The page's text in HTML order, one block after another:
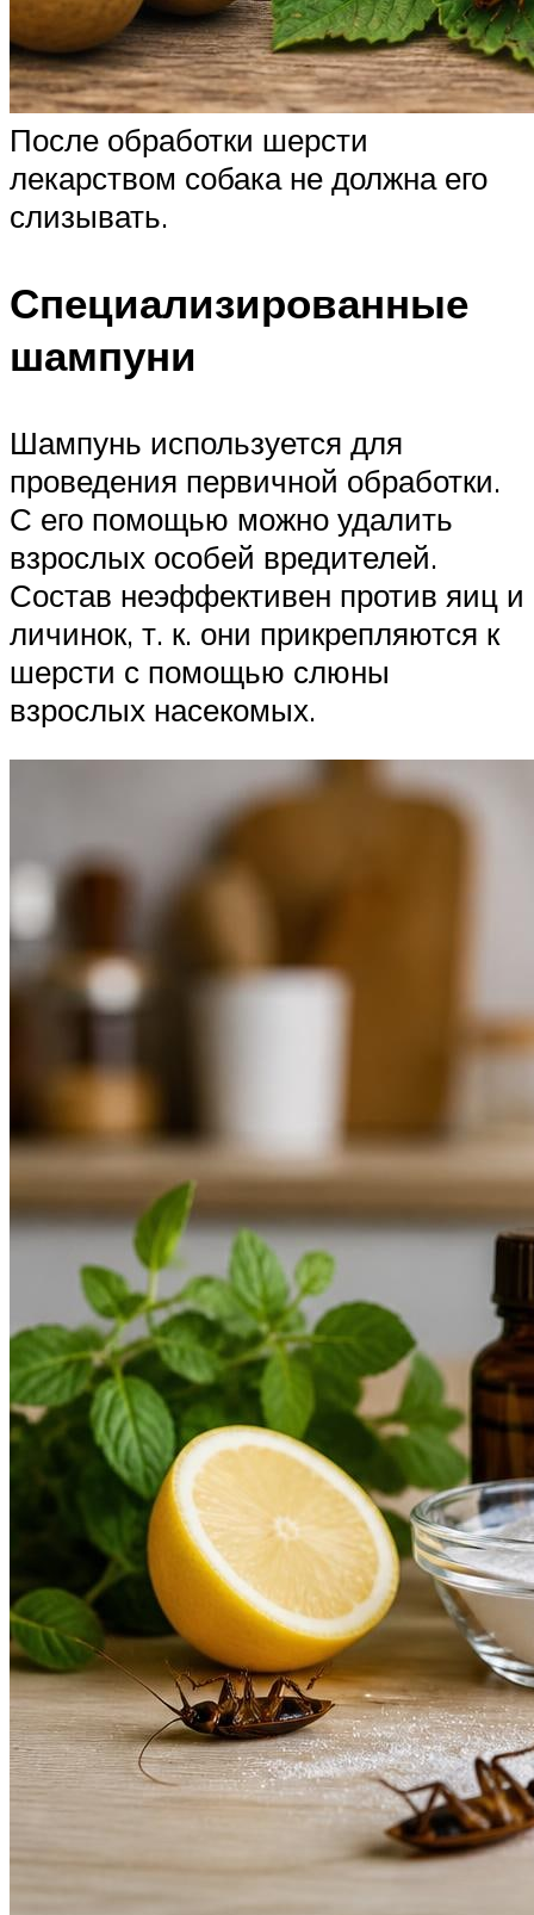
После обработки шерсти
лекарством собака не должна его
слизывать.
Специализированные
шампуни
Шампунь используется для
проведения первичной обработки.
С его помощью можно удалить
взрослых особей вредителей.
Состав неэффективен против яиц и
личинок, т. к. они прикрепляются к
шерсти с помощью слюны
взрослых насекомых.